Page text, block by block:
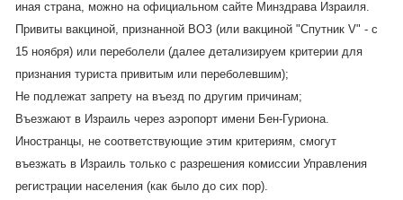
иная страна, можно на официальном сайте Минздрава Израиля.
Привиты вакциной, признанной ВОЗ (или вакциной "Спутник V" - с
15 ноября) или переболели (далее детализируем критерии для
признания туриста привитым или переболевшим);
Не подлежат запрету на въезд по другим причинам;
Въезжают в Израиль через аэропорт имени Бен-Гуриона.
Иностранцы, не соответствующие этим критериям, смогут
въезжать в Израиль только с разрешения комиссии Управления
регистрации населения (как было до сих пор).